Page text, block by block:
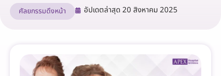
ศัลยกรรมดึงหน้า อัปเดตล่าสุด 20 สิงหาคม 2025